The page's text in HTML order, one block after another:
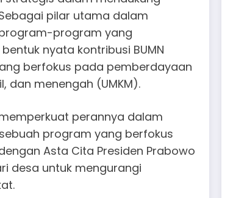
pilar utama dalam
program yang
nyata kontribusi BUMN
berfokus pada pemberdayaan
dan menengah (UMKM).
perannya dalam
program yang berfokus
Asta Cita Presiden Prabowo
desa untuk mengurangi